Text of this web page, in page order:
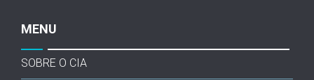
MENU
SOBRE O CIA